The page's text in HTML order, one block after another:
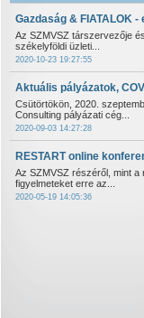
Gazdaság & FIATALOK
Az SZMVSZ társzervezője
székelyföldi üzleti...
2020-10-23 19:27:55
Aktuális pályázatok,
Csütörtökön, 2020.
Consulting pályázati cég...
2020-09-03 14:27:28
RESTART online
Az SZMVSZ részéről, mint
figyelmeteket erre az...
2020-05-19 14:05:36